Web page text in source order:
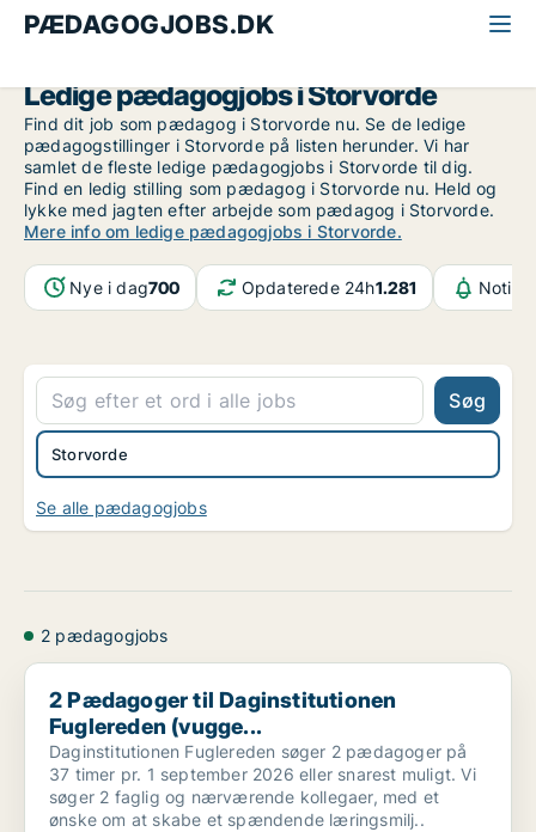
PÆDAGOGJOBS.DK
Ledige pædagogjobs i Storvorde
Find dit job som pædagog i Storvorde nu. Se de ledige
pædagogstillinger i Storvorde på listen herunder. Vi har
samlet de fleste ledige pædagogjobs i Storvorde til dig.
Find en ledig stilling som pædagog i Storvorde nu. Held og
lykke med jagten efter arbejde som pædagog i Storvorde.
Mere info om ledige pædagogjobs i Storvorde.
Nye i dag700 Opdaterede 24h1.281
Søg
Storvorde
Se alle pædagogjobs
2 pædagogjobs
2 Pædagoger til Daginstitutionen Fuglereden (vugge...
2 Pædagoger til Daginstitutionen
Fuglereden (vugge...
Daginstitutionen Fuglereden søger 2 pædagoger på
37 timer pr. 1 september 2026 eller snarest muligt. Vi
søger 2 faglig og nærværende kollegaer, med et
ønske om at skabe et spændende læringsmilj..